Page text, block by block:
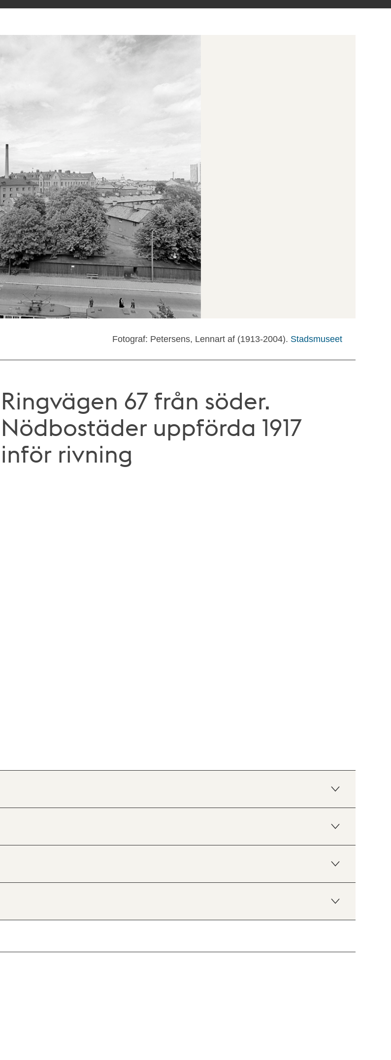
Fotograf: Petersens, Lennart af (1913-2004). Stadsmuseet
Ringvägen 67 från söder.
Nödbostäder uppförda 1917
inför rivning